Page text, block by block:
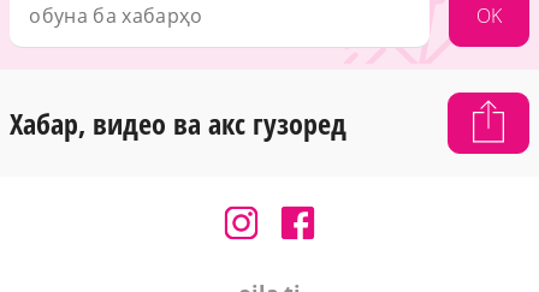
OK
Хабар, видео ва акс гузоред